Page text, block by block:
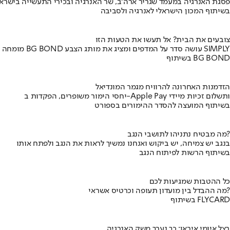
פסגת האנרגיה במעמד שגריר ארה"ב, שר האנרגיה ובכירי התעשייה
בשיתוף המכון הישראלי לאנרגיה ולסביבה
צובעים את הבית? אל תעשו את הטעות הזו
מומחה BG BOND עושה סדר על המדפים ומציג את מותג הצבע SIMPLY
בשיתוף BG BOND
הזדמנות האחרונה להרוויח מגמר המונדיאל
יחסי הימור משופרים, הפקדות ב-Apple Pay ותשלום זכיות מיידי
בשיתוף המועצה להסדר ההימורים בספורט
מה מבטיח נתניהו לתושבי הנגב?
בנגב יש צמיחה, יש ביקוש ואנחנו נמשיך לראות את הנגב ולפתח אותו
בשיתוף הרשות לפיתוח הנגב
כל ההטבות שמגיעות לכם
מה ההבדל בין מועדון תעופה וכרטיס אשראי?
בשיתוף FLYCARD